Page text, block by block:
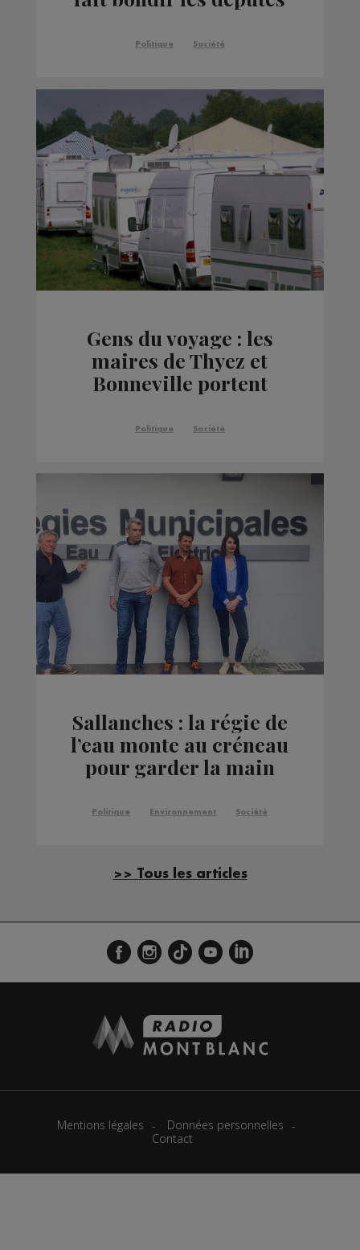
Politique Société
Gens du voyage : les
maires de Thyez et
Bonneville portent
Politique Société
Sallanches : la régie de
l’eau monte au créneau
pour garder la main
Politique Environnement Société
>> Tous les articles
Mentions légales
Données personnelles
Contact